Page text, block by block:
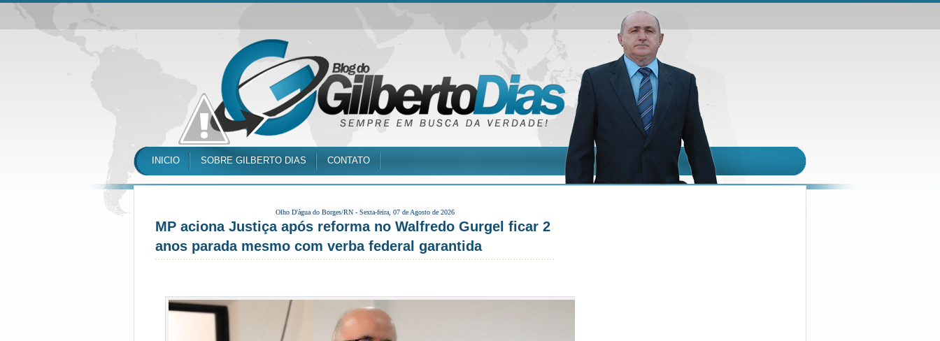
INICIO SOBRE GILBERTO DIAS CONTATO
Olho D'água do Borges/RN - Sexta-feira, 07 de Agosto de 2026
MP aciona Justiça após reforma no Walfredo Gurgel ficar 2
anos parada mesmo com verba federal garantida